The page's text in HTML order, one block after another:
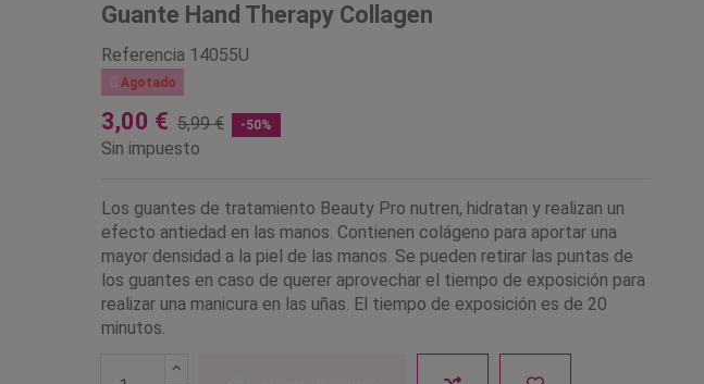
Guante Hand Therapy Collagen
Referencia 14055U
Agotado
3,00 € 5,99 € -50%
Sin impuesto
Los guantes de tratamiento Beauty Pro nutren, hidratan y realizan un
efecto antiedad en las manos. Contienen colágeno para aportar una
mayor densidad a la piel de las manos. Se pueden retirar las puntas de
los guantes en caso de querer aprovechar el tiempo de exposición para
realizar una manicura en las uñas. El tiempo de exposición es de 20
minutos.